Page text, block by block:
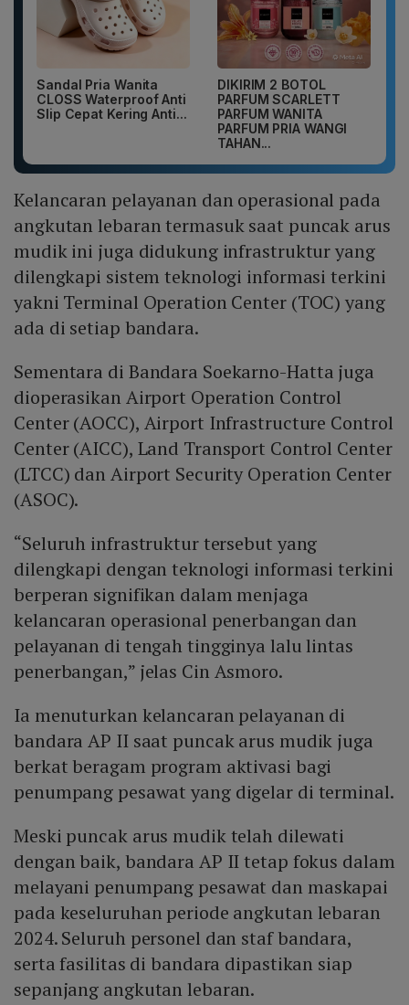
Sandal Pria Wanita
CLOSS Waterproof Anti
Slip Cepat Kering Anti...
DIKIRIM 2 BOTOL
PARFUM SCARLETT
PARFUM WANITA
PARFUM PRIA WANGI
TAHAN...
Kelancaran pelayanan dan operasional pada
angkutan lebaran termasuk saat puncak arus
mudik ini juga didukung infrastruktur yang
dilengkapi sistem teknologi informasi terkini
yakni Terminal Operation Center (TOC) yang
ada di setiap bandara.
Sementara di Bandara Soekarno-Hatta juga
dioperasikan Airport Operation Control
Center (AOCC), Airport Infrastructure Control
Center (AICC), Land Transport Control Center
(LTCC) dan Airport Security Operation Center
(ASOC).
“Seluruh infrastruktur tersebut yang
dilengkapi dengan teknologi informasi terkini
berperan signifikan dalam menjaga
kelancaran operasional penerbangan dan
pelayanan di tengah tingginya lalu lintas
penerbangan,” jelas Cin Asmoro.
Ia menuturkan kelancaran pelayanan di
bandara AP II saat puncak arus mudik juga
berkat beragam program aktivasi bagi
penumpang pesawat yang digelar di terminal.
Meski puncak arus mudik telah dilewati
dengan baik, bandara AP II tetap fokus dalam
melayani penumpang pesawat dan maskapai
pada keseluruhan periode angkutan lebaran
2024. Seluruh personel dan staf bandara,
serta fasilitas di bandara dipastikan siap
sepanjang angkutan lebaran.